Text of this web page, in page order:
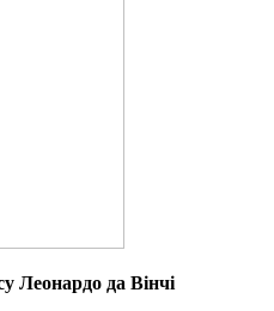
Леонардо да Вінчі